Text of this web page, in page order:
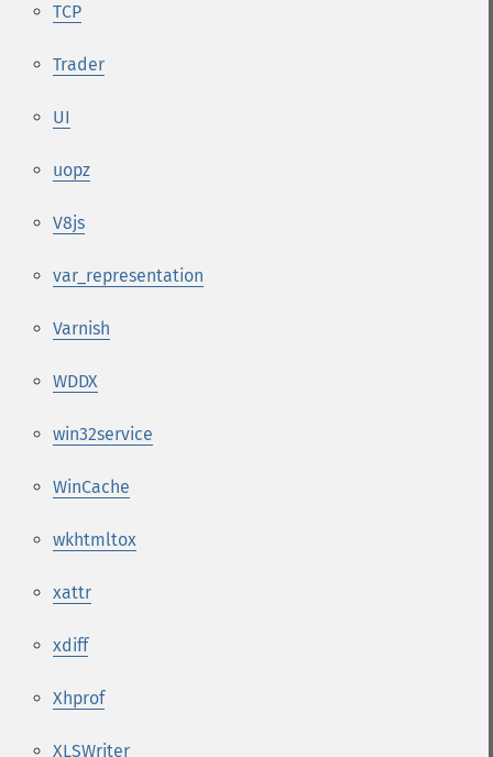
TCP
Trader
UI
uopz
V8js
var_representation
Varnish
WDDX
win32service
WinCache
wkhtmltox
xattr
xdiff
Xhprof
XLSWriter